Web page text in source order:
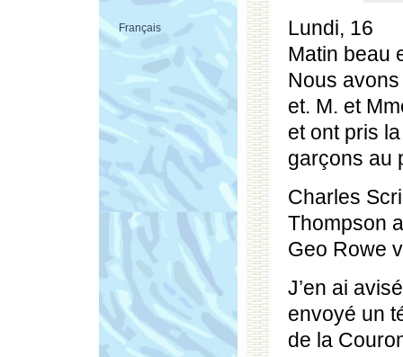
Français
Lundi, 16
Matin beau
Nous
et. M. et
et ont pris
garçons au
Charles
Thompson
Geo Rowe
J’en ai
envoyé un
de la